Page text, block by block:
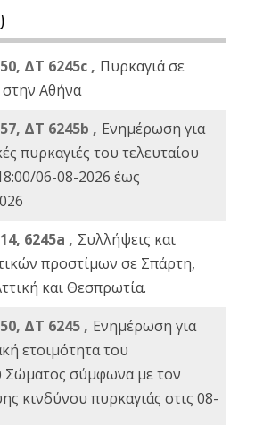
ΔΤ 6245c , Πυρκαγιά σε
Αθήνα
ΔΤ 6245b , Ενημέρωση για
πυρκαγιές του τελευταίου
06-08-2026 έως
6245a , Συλλήψεις και
προστίμων σε Σπάρτη,
και Θεσπρωτία.
ΔΤ 6245 , Ενημέρωση για
ετοιμότητα του
Σώματος σύμφωνα με τον
κινδύνου πυρκαγιάς στις 08-